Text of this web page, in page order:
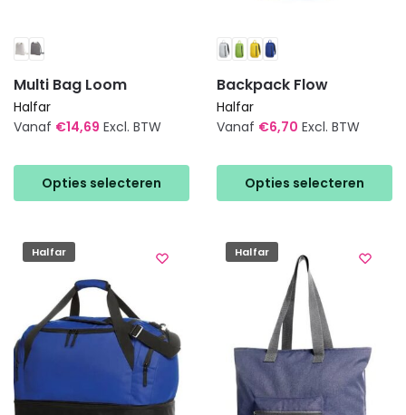
Multi Bag Loom
Halfar
Vanaf €14,69 Excl. BTW
Opties selecteren
product
heeft
variaties.
Deze
gekozen
worden
op
de
Backpack Flow
Halfar
Vanaf €6,70 Excl. BTW
Opties selecteren
product
heeft
variaties.
Deze
gekozen
worden
Halfar Halfar